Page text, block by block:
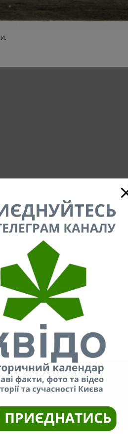
«Стиляги» влаштовували там
Тут проводили банкети, дні
ті, хто побував там хоч раз,
гості відправлялися на
підливою. У заклад можна було
колорит закладу надавав
репертуару все пісні “рідного
народження друзів сім’ї. Як
під сметанною підливою! А ще
повітря, жива музика, Дніпро,